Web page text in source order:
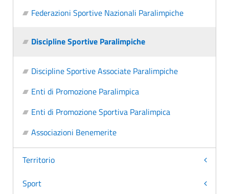
Federazioni Sportive Nazionali Paralimpiche
Discipline Sportive Paralimpiche
Discipline Sportive Associate Paralimpiche
Enti di Promozione Paralimpica
Enti di Promozione Sportiva Paralimpica
Associazioni Benemerite
Territorio
Sport